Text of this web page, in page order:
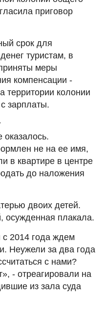
приговор
срок для
туристам, в
меры
компенсации -
территории колонии
зарплаты.
не на ее имя,
в квартире в центре
до наложения
двоих детей.
осужденная плакала.
2014 года ждем
Неужели за два года
с нами?
- отреагировали на
из зала суда